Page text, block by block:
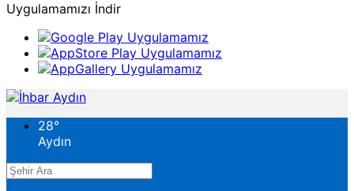
Uygulamamızı İndir
28°
Aydın